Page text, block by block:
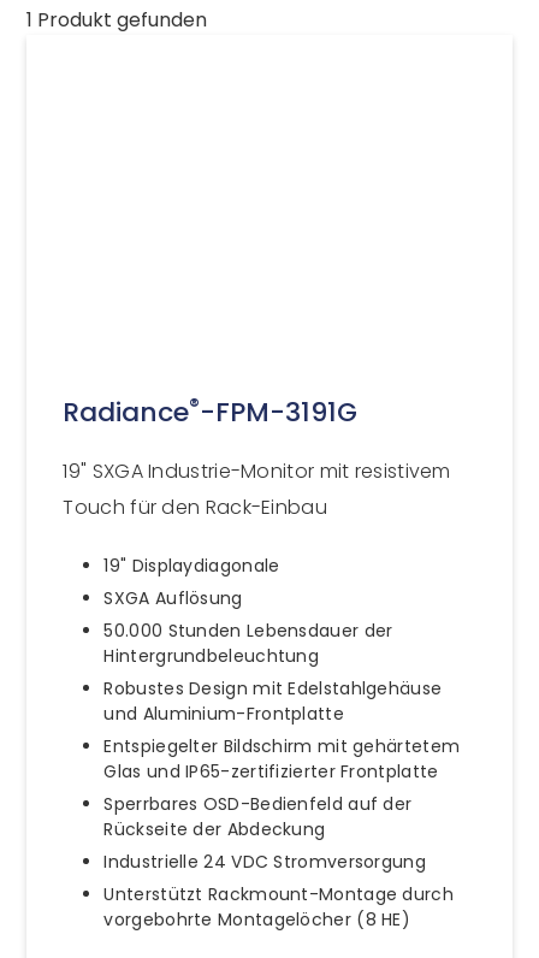
1 Produkt gefunden
Radiance®-FPM-3191G
19" SXGA Industrie-Monitor mit resistivem
Touch für den Rack-Einbau
19" Displaydiagonale
SXGA Auflösung
50.000 Stunden Lebensdauer der
Hintergrundbeleuchtung
Robustes Design mit Edelstahlgehäuse
und Aluminium-Frontplatte
Entspiegelter Bildschirm mit gehärtetem
Glas und IP65-zertifizierter Frontplatte
Sperrbares OSD-Bedienfeld auf der
Rückseite der Abdeckung
Industrielle 24 VDC Stromversorgung
Unterstützt Rackmount-Montage durch
vorgebohrte Montagelöcher (8 HE)